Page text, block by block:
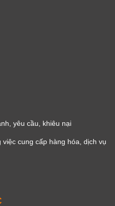
yêu cầu, khiêu nại
cung cấp hàng hóa, dịch vụ